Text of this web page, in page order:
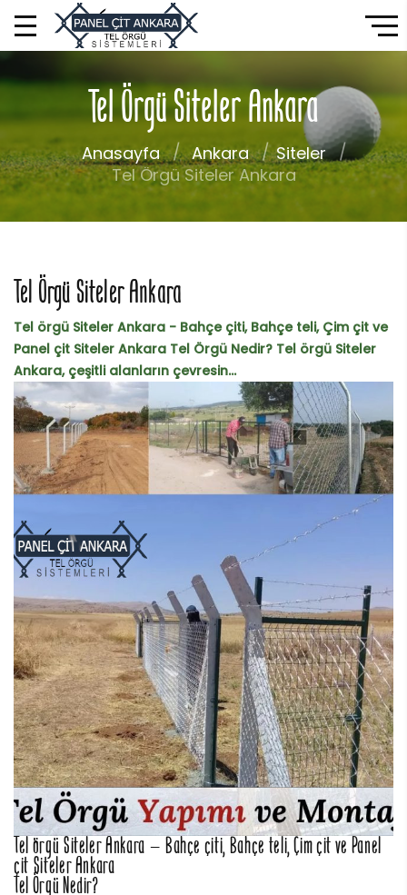
Tel Örgü Siteler Ankara
Anasayfa Ankara
Siteler
Tel Örgü Siteler Ankara
Tel Örgü Siteler Ankara
Tel örgü Siteler Ankara - Bahçe çiti, Bahçe teli, Çim çit ve
Panel çit Siteler Ankara Tel Örgü Nedir? Tel örgü Siteler
Ankara, çeşitli alanların çevresin...
Tel örgü Siteler Ankara – Bahçe çiti, Bahçe teli, Çim çit ve Panel
çit Siteler Ankara
Tel Örgü Nedir?